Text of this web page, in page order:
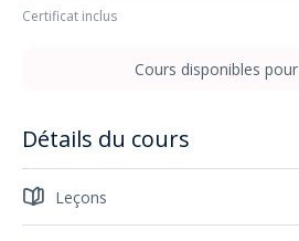
Certificat inclus
Cours disponibles pour
Détails du cours
Leçons